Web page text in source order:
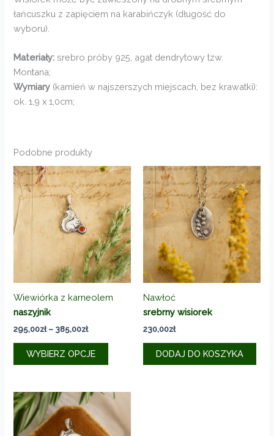
łańcuszku z zapięciem na karabińczyk (długość do
wyboru).
Materiały: srebro próby 925, agat dendrytowy tzw.
Montana;
Wymiary (kamień w najszerszych miejscach, bez krawatki):
ok. 1,9 x 1,0cm;
Podobne produkty
Wiewiórka z karneolem
naszyjnik
295,00zł – 385,00złZakres
od
295,00zł
WYBIERZ OPCJE
Ten
wariantów.
Opcje
można
Nawłoć
srebrny wisiorek
230,00zł
DODAJ DO KOSZYKA